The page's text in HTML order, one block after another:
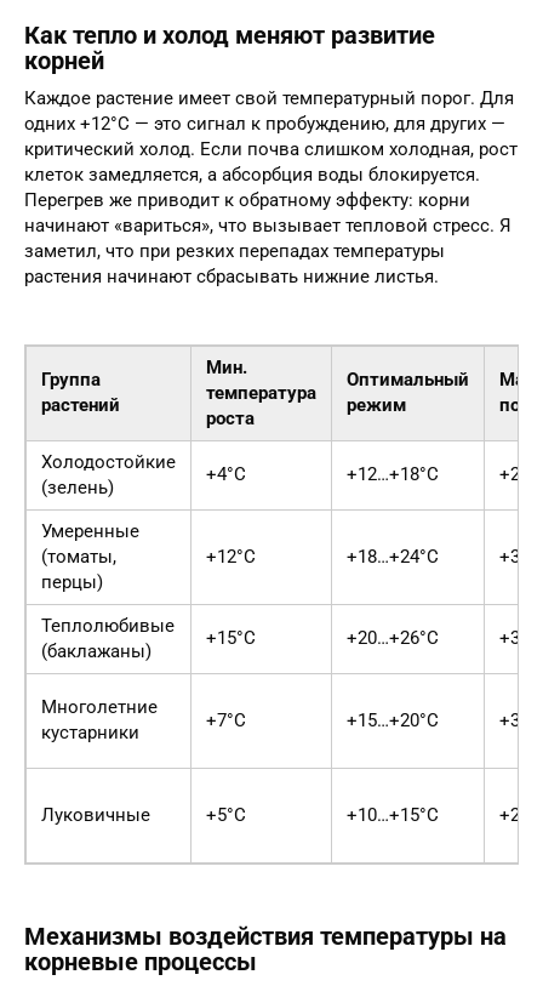
Как тепло и холод меняют развитие
корней
Каждое растение имеет свой температурный порог. Для
одних +12°C — это сигнал к пробуждению, для других —
критический холод. Если почва слишком холодная, рост
клеток замедляется, а абсорбция воды блокируется.
Перегрев же приводит к обратному эффекту: корни
начинают «вариться», что вызывает тепловой стресс. Я
заметил, что при резких перепадах температуры
растения начинают сбрасывать нижние листья.
Группа
растений
Мин.
температура
роста
Оптимальный
режим
Холодостойкие
(зелень)
+4°C +12…+18°C
Умеренные
(томаты,
перцы)
+12°C +18…+24°C
Теплолюбивые
(баклажаны)
+15°C +20…+26°C
Многолетние
кустарники
+7°C +15…+20°C
Луковичные +5°C +10…+15°C
Механизмы воздействия температуры на
корневые процессы